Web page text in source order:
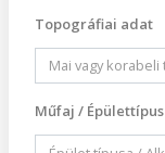
Topográfiai adat
Műfaj / Épülettípus